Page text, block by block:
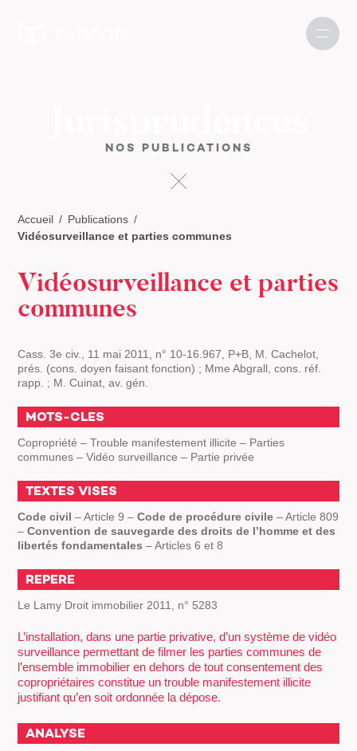
NOS PUBLICATIONS
Accueil
Publications
Vidéosurveillance et parties communes
Vidéosurveillance et parties
communes
Cass. 3e civ., 11 mai 2011, n° 10-16.967, P+B, M. Cachelot,
prés. (cons. doyen faisant fonction) ; Mme Abgrall, cons. réf.
rapp. ; M. Cuinat, av. gén.
MOTS-CLES
Copropriété – Trouble manifestement illicite – Parties
communes – Vidéo surveillance – Partie privée
TEXTES VISES
Code civil – Article 9 –Code de procédure civile – Article 809
–Convention de sauvegarde des droits de l’homme et des
libertés fondamentales – Articles 6 et 8
REPERE
Le Lamy Droit immobilier 2011, n° 5283
L’installation, dans une partie privative, d’un système de vidéo
surveillance permettant de filmer les parties communes de
l’ensemble immobilier en dehors de tout consentement des
copropriétaires constitue un trouble manifestement illicite
justifiant qu’en soit ordonnée la dépose.
ANALYSE